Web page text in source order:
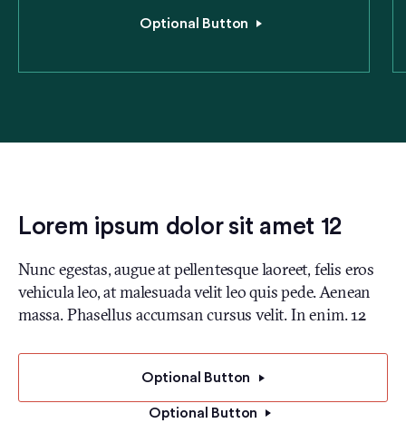
Optional Button
Lorem ipsum dolor sit amet 12
Nunc egestas, augue at pellentesque laoreet, felis eros
vehicula leo, at malesuada velit leo quis pede. Aenean
massa. Phasellus accumsan cursus velit. In enim. 12
Optional Button
Optional Button